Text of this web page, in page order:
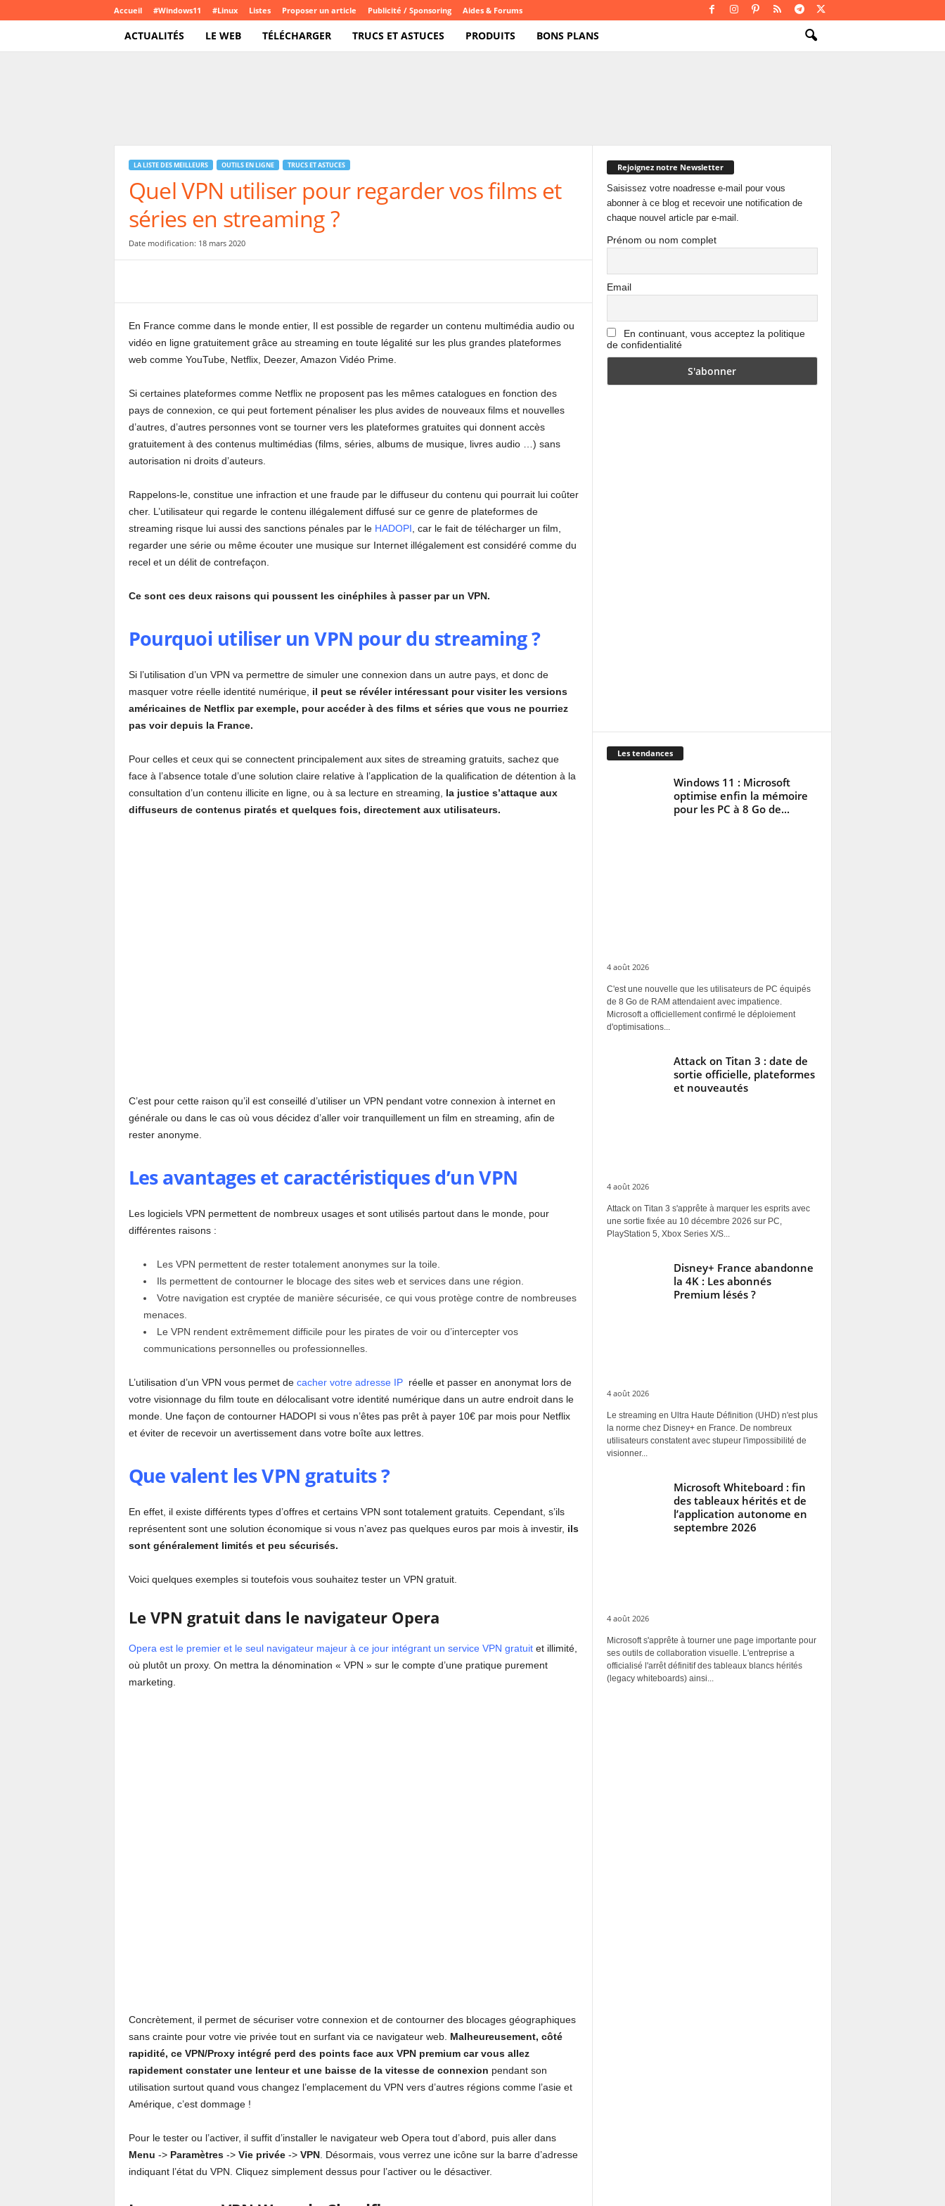
Accueil #Windows11 #Linux Listes Proposer un article Publicité / Sponsoring Aides & Forums
ACTUALITÉS LE WEB TÉLÉCHARGER TRUCS ET ASTUCES PRODUITS BONS PLANS
LA LISTE DES MEILLEURS OUTILS EN LIGNE TRUCS ET ASTUCES
Quel VPN utiliser pour regarder vos films et
séries en streaming ?
Date modification: 18 mars 2020
En France comme dans le monde entier, Il est possible de regarder un contenu multimédia audio ou
vidéo en ligne gratuitement grâce au streaming en toute légalité sur les plus grandes plateformes
web comme YouTube, Netflix, Deezer, Amazon Vidéo Prime.
Si certaines plateformes comme Netflix ne proposent pas les mêmes catalogues en fonction des
pays de connexion, ce qui peut fortement pénaliser les plus avides de nouveaux films et nouvelles
d’autres, d’autres personnes vont se tourner vers les plateformes gratuites qui donnent accès
gratuitement à des contenus multimédias (films, séries, albums de musique, livres audio …) sans
autorisation ni droits d’auteurs.
Rappelons-le, constitue une infraction et une fraude par le diffuseur du contenu qui pourrait lui coûter
cher. L’utilisateur qui regarde le contenu illégalement diffusé sur ce genre de plateformes de
streaming risque lui aussi des sanctions pénales par le HADOPI , car le fait de télécharger un film,
regarder une série ou même écouter une musique sur Internet illégalement est considéré comme du
recel et un délit de contrefaçon.
Ce sont ces deux raisons qui poussent les cinéphiles à passer par un VPN.
Pourquoi utiliser un VPN pour du streaming ?
Si l’utilisation d’un VPN va permettre de simuler une connexion dans un autre pays, et donc de
masquer votre réelle identité numérique, il peut se révéler intéressant pour visiter les versions
américaines de Netflix par exemple, pour accéder à des films et séries que vous ne pourriez
pas voir depuis la France.
Pour celles et ceux qui se connectent principalement aux sites de streaming gratuits, sachez que
face à l’absence totale d’une solution claire relative à l’application de la qualification de détention à la
consultation d’un contenu illicite en ligne, ou à sa lecture en streaming, la justice s’attaque aux
diffuseurs de contenus piratés et quelques fois, directement aux utilisateurs.
C’est pour cette raison qu’il est conseillé d’utiliser un VPN pendant votre connexion à internet en
générale ou dans le cas où vous décidez d’aller voir tranquillement un film en streaming, afin de
rester anonyme.
Les avantages et caractéristiques d’un VPN
Les logiciels VPN permettent de nombreux usages et sont utilisés partout dans le monde, pour
différentes raisons :
Les VPN permettent de rester totalement anonymes sur la toile.
Ils permettent de contourner le blocage des sites web et services dans une région.
Votre navigation est cryptée de manière sécurisée, ce qui vous protège contre de nombreuses
menaces.
Le VPN rendent extrêmement difficile pour les pirates de voir ou d’intercepter vos
communications personnelles ou professionnelles.
L’utilisation d’un VPN vous permet de cacher votre adresse IP réelle et passer en anonymat lors de
votre visionnage du film toute en délocalisant votre identité numérique dans un autre endroit dans le
monde. Une façon de contourner HADOPI si vous n’êtes pas prêt à payer 10€ par mois pour Netflix
et éviter de recevoir un avertissement dans votre boîte aux lettres.
Que valent les VPN gratuits ?
En effet, il existe différents types d’offres et certains VPN sont totalement gratuits. Cependant, s’ils
représentent sont une solution économique si vous n’avez pas quelques euros par mois à investir, ils
sont généralement limités et peu sécurisés.
Voici quelques exemples si toutefois vous souhaitez tester un VPN gratuit.
Le VPN gratuit dans le navigateur Opera
Opera est le premier et le seul navigateur majeur à ce jour intégrant un service VPN gratuitet illimité,
où plutôt un proxy. On mettra la dénomination « VPN » sur le compte d’une pratique purement
marketing.
Concrètement, il permet de sécuriser votre connexion et de contourner des blocages géographiques
sans crainte pour votre vie privée tout en surfant via ce navigateur web. Malheureusement, côté
rapidité, ce VPN/Proxy intégré perd des points face aux VPN premium car vous allez
rapidement constater une lenteur et une baisse de la vitesse de connexion pendant son
utilisation surtout quand vous changez l’emplacement du VPN vers d’autres régions comme l’asie et
Amérique, c’est dommage !
Pour le tester ou l’activer, il suffit d’installer le navigateur web Opera tout d’abord, puis aller dans
Menu -> Paramètres-> Vie privée-> VPN. Désormais, vous verrez une icône sur la barre d’adresse
indiquant l’état du VPN. Cliquez simplement dessus pour l’activer ou le désactiver.
Rejoignez notre Newsletter
Saisissez votre noadresse e-mail pour vous
abonner à ce blog et recevoir une notification de
chaque nouvel article par e-mail.
Prénom ou nom complet
Email
En continuant, vous acceptez la politique
de confidentialité
Les tendances
Windows 11 : Microsoft
optimise enfin la mémoire
pour les PC à 8 Go de...
4 août 2026
C'est une nouvelle que les utilisateurs de PC équipés
de 8 Go de RAM attendaient avec impatience.
Microsoft a officiellement confirmé le déploiement
d'optimisations...
Attack on Titan 3 : date de
sortie officielle, plateformes
et nouveautés
4 août 2026
Attack on Titan 3 s'apprête à marquer les esprits avec
une sortie fixée au 10 décembre 2026 sur PC,
PlayStation 5, Xbox Series X/S...
Disney+ France abandonne
la 4K : Les abonnés
Premium lésés ?
4 août 2026
Le streaming en Ultra Haute Définition (UHD) n'est plus
la norme chez Disney+ en France. De nombreux
utilisateurs constatent avec stupeur l'impossibilité de
visionner...
Microsoft Whiteboard : fin
des tableaux hérités et de
l’application autonome en
septembre 2026
4 août 2026
Microsoft s'apprête à tourner une page importante pour
ses outils de collaboration visuelle. L'entreprise a
officialisé l'arrêt définitif des tableaux blancs hérités
(legacy whiteboards) ainsi...